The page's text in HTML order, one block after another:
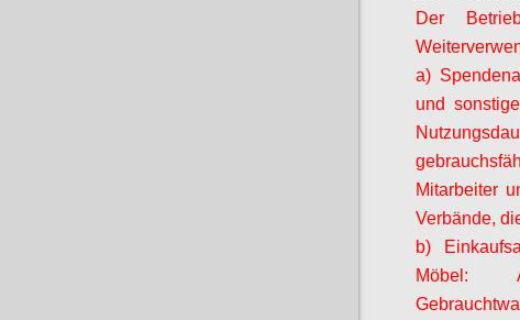
Der
a)
und
Mitarbeiter
Verbände,
b)
Möbel: